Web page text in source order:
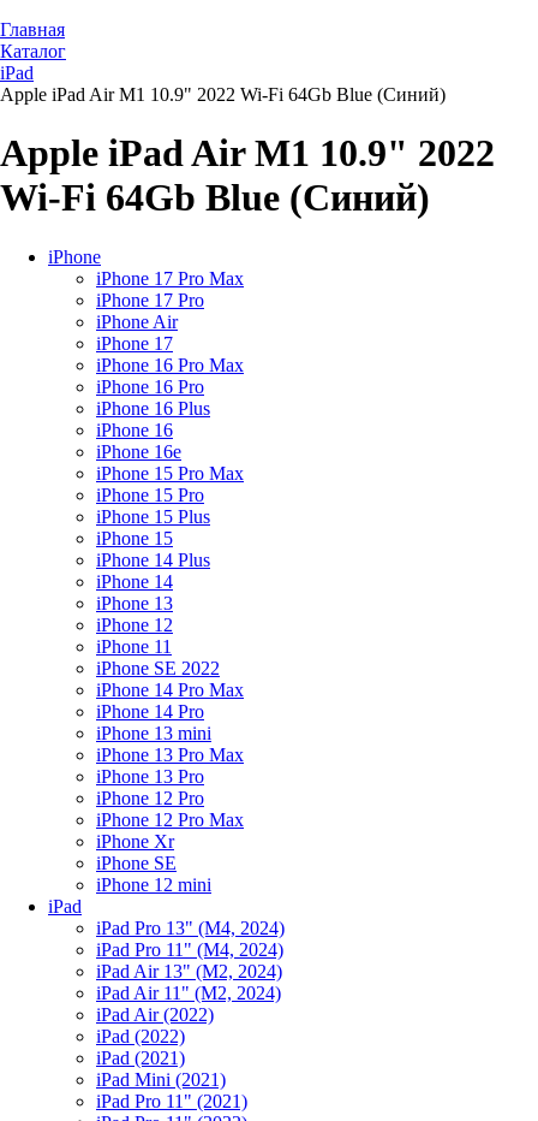
Главная
Каталог
iPad
Apple iPad Air M1 10.9" 2022 Wi-Fi 64Gb Blue (Синий)
Apple iPad Air M1 10.9" 2022
Wi-Fi 64Gb Blue (Синий)
iPhone
iPhone 17 Pro Max
iPhone 17 Pro
iPhone Air
iPhone 17
iPhone 16 Pro Max
iPhone 16 Pro
iPhone 16 Plus
iPhone 16
iPhone 16e
iPhone 15 Pro Max
iPhone 15 Pro
iPhone 15 Plus
iPhone 15
iPhone 14 Plus
iPhone 14
iPhone 13
iPhone 12
iPhone 11
iPhone SE 2022
iPhone 14 Pro Max
iPhone 14 Pro
iPhone 13 mini
iPhone 13 Pro Max
iPhone 13 Pro
iPhone 12 Pro
iPhone 12 Pro Max
iPhone Xr
iPhone SE
iPhone 12 mini
iPad
iPad Pro 13" (M4, 2024)
iPad Pro 11" (M4, 2024)
iPad Air 13" (M2, 2024)
iPad Air 11" (M2, 2024)
iPad Air (2022)
iPad (2022)
iPad (2021)
iPad Mini (2021)
iPad Pro 11" (2021)